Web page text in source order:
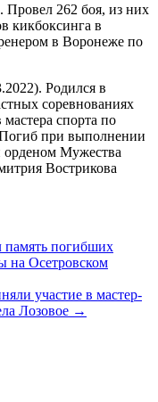
262 боя, из них
кикбоксинга в
в Воронеже по
Родился в
соревнованиях
спорта по
при выполнении
орденом Мужества
Вострикова
погибших
на Осетровском
участие в мастер-
Лозовое →